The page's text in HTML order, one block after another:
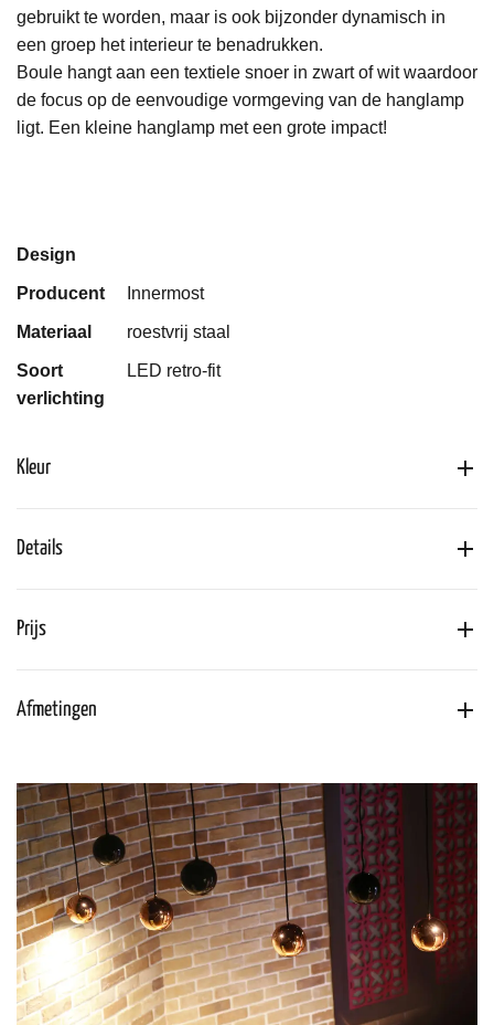
gebruikt te worden, maar is ook bijzonder dynamisch in
een groep het interieur te benadrukken.
Boule hangtaan een textiele snoer in zwart of witwaardoor
de focus op de eenvoudige vormgeving van de hanglamp
ligt. Een kleine hanglamp met een grote impact!
Design
Producent Innermost
Materiaal roestvrij staal
Soort
verlichting
LED retro-fit
Kleur
Details
Prijs
Afmetingen